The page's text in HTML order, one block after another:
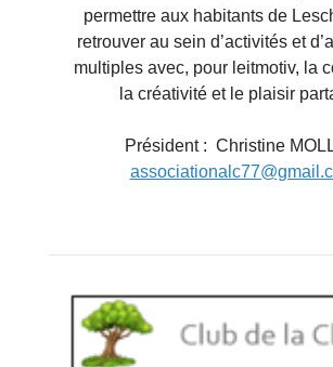
permettre aux habitants de
retrouver au sein d’activités et
multiples avec, pour leitmotiv, la
la créativité et le plaisir
Président : Christine